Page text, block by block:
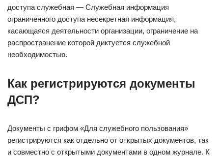
доступа служебная — Служебная информация
ограниченного доступа несекретная информация,
касающаяся деятельности организации, ограничение на
распространение которой диктуется служебной
необходимостью.
Как регистрируются документы
ДСП?
Документы с грифом «Для служебного пользования»
регистрируются как отдельно от открытых документов, так
и совместно с открытыми документами в одном журнале. К